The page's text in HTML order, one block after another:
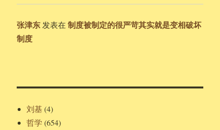
张津东 发表在制度被制定的很严苛其实就是变相破坏
制度
刘基 (4)
哲学 (654)